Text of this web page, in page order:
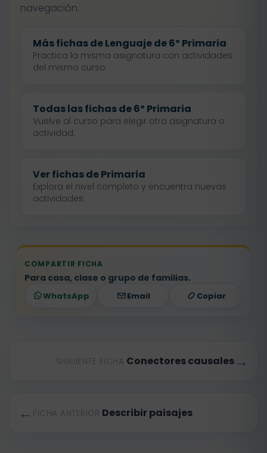
navegación.
Más fichas de Lenguaje de 6º Primaria
Practica la misma asignatura con actividades
del mismo curso.
Todas las fichas de 6º Primaria
Vuelve al curso para elegir otra asignatura o
actividad.
Ver fichas de Primaria
Explora el nivel completo y encuentra nuevas
actividades.
COMPARTIR FICHA
Para casa, clase o grupo de familias.
WhatsApp Email Copiar
← FICHA ANTERIOR Describir paisajes
SIGUIENTE FICHA Conectores causales →